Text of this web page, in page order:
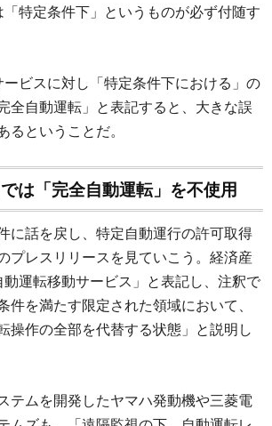
特定条件下」というものが必ず付随す
ビスに対し「特定条件下における」の
全自動運転」と表記すると、大きな誤
るということだ。
は「完全自動運転」を不使用
に話を戻し、特定自動運行の許可取得
プレスリリースを見ていこう。経済産
運転移動サービス」と表記し、注釈で
件を満たす限定された領域において、
操作の全部を代替する状態」と説明し
テムを開発したヤマハ発動機や三菱電